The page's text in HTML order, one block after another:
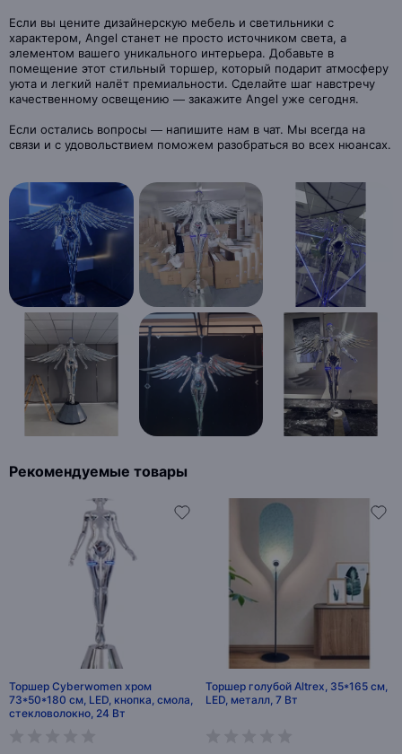
Если вы цените дизайнерскую мебель и светильники с
характером, Angel станет не просто источником света, а
элементом вашего уникального интерьера. Добавьте в
помещение этот стильный торшер, который подарит атмосферу
уюта и легкий налёт премиальности. Сделайте шаг навстречу
качественному освещению — закажите Angel уже сегодня.
Если остались вопросы — напишите нам в чат. Мы всегда на
связи и с удовольствием поможем разобраться во всех нюансах.
Рекомендуемые товары
Торшер Cyberwomen хром
73*50*180 см, LED, кнопка, смола,
стекловолокно, 24 Вт
Торшер голубой Altrex, 35*165 см,
LED, металл, 7 Вт